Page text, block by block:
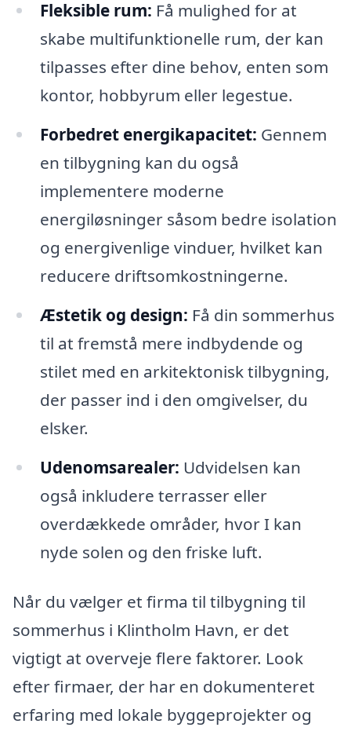
Fleksible rum: Få mulighed for at
skabe multifunktionelle rum, der kan
tilpasses efter dine behov, enten som
kontor, hobbyrum eller legestue.
Forbedret energikapacitet: Gennem
en tilbygning kan du også
implementere moderne
energiløsninger såsom bedre isolation
og energivenlige vinduer, hvilket kan
reducere driftsomkostningerne.
Æstetik og design: Få din sommerhus
til at fremstå mere indbydende og
stilet med en arkitektonisk tilbygning,
der passer ind i den omgivelser, du
elsker.
Udenomsarealer: Udvidelsen kan
også inkludere terrasser eller
overdækkede områder, hvor I kan
nyde solen og den friske luft.
Når du vælger et firma til tilbygning til
sommerhus i Klintholm Havn, er det
vigtigt at overveje flere faktorer. Look
efter firmaer, der har en dokumenteret
erfaring med lokale byggeprojekter og